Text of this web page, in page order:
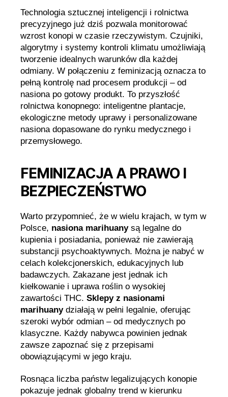
Technologia sztucznej inteligencji i rolnictwa
precyzyjnego już dziś pozwala monitorować
wzrost konopi w czasie rzeczywistym. Czujniki,
algorytmy i systemy kontroli klimatu umożliwiają
tworzenie idealnych warunków dla każdej
odmiany. W połączeniu z feminizacją oznacza to
pełną kontrolę nad procesem produkcji – od
nasiona po gotowy produkt. To przyszłość
rolnictwa konopnego: inteligentne plantacje,
ekologiczne metody uprawy i personalizowane
nasiona dopasowane do rynku medycznego i
przemysłowego.
FEMINIZACJA A PRAWO I
BEZPIECZEŃSTWO
Warto przypomnieć, że w wielu krajach, w tym w
Polsce, nasiona marihuanysą legalne do
kupienia i posiadania, ponieważ nie zawierają
substancji psychoaktywnych. Można je nabyć w
celach kolekcjonerskich, edukacyjnych lub
badawczych. Zakazane jest jednak ich
kiełkowanie i uprawa roślin o wysokiej
zawartości THC. Sklepy z nasionami
marihuanydziałają w pełni legalnie, oferując
szeroki wybór odmian – od medycznych po
klasyczne. Każdy nabywca powinien jednak
zawsze zapoznać się z przepisami
obowiązującymi w jego kraju.
Rosnąca liczba państw legalizujących konopie
pokazuje jednak globalny trend w kierunku